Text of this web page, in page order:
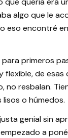
algo que le
eso encontré
primeros
flexible, de
no resbalan.
lisos o húmedos.
genial sin
a